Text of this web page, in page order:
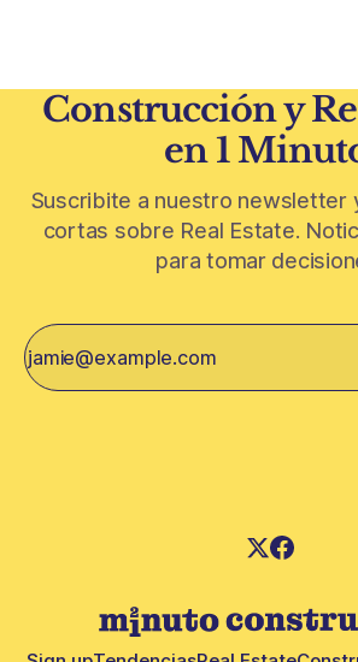
Construcción y
en 1
Suscribite a nuestro newsletter
cortas sobre Real Estate.
para tomar